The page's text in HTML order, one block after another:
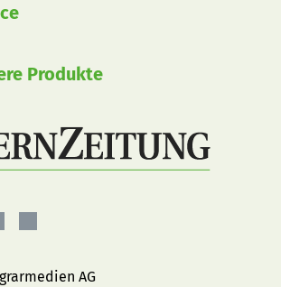
Produkte
LinkedIn
AG